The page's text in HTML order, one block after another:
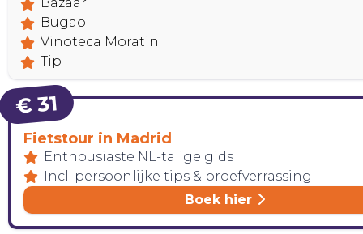
Bugao
Vinoteca Moratin
Tip
€ 31
Fietstour in Madrid
Enthousiaste NL-talige gids
Incl. persoonlijke tips & proefverrassing
Boek hier